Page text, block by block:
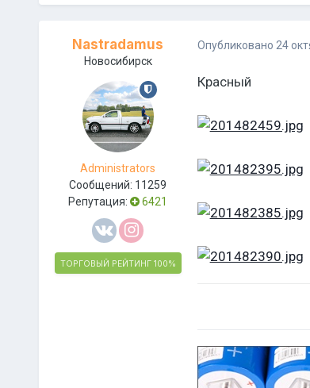
Nastradamus
Новосибирск
Administrators
Сообщений: 11259
Репутация:
6421
ТОРГОВЫЙ РЕЙТИНГ 100%
Опубликовано 24
Красный